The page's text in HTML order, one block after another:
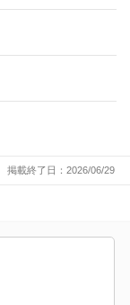
掲載終了日：2026/06/29